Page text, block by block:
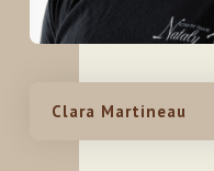
Clara Martineau